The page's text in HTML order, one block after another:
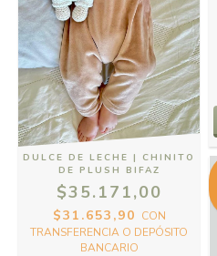
DULCE DE LECHE | CHINITO
DE PLUSH BIFAZ
$35.171,00
$31.653,90 CON
TRANSFERENCIA O DEPÓSITO
BANCARIO